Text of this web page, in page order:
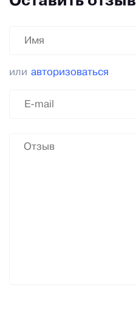
или авторизоваться